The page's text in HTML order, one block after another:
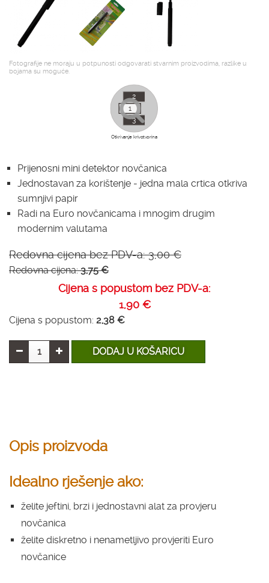
Fotografije ne moraju u potpunosti odgovarati stvarnim proizvodima, razlike u
bojama su moguće.
1
2
3
Otkrivanje krivotvorina
Prijenosni mini detektor novčanica
Jednostavan za korištenje - jedna mala crtica otkriva
sumnjivi papir
Radi na Euro novčanicama i mnogim drugim
modernim valutama
Redovna cijena bez PDV-a:3,00 €
Redovna cijena:3,75 €
Cijena s popustom bez PDV-a:
1,90 €
Cijena s popustom: 2,38 €
DODAJ U KOŠARICU
Opis proizvoda
Idealno rješenje ako:
želite jeftini, brzi i jednostavni alat za provjeru
novčanica
želite diskretno i nenametljivo provjeriti Euro
novčanice